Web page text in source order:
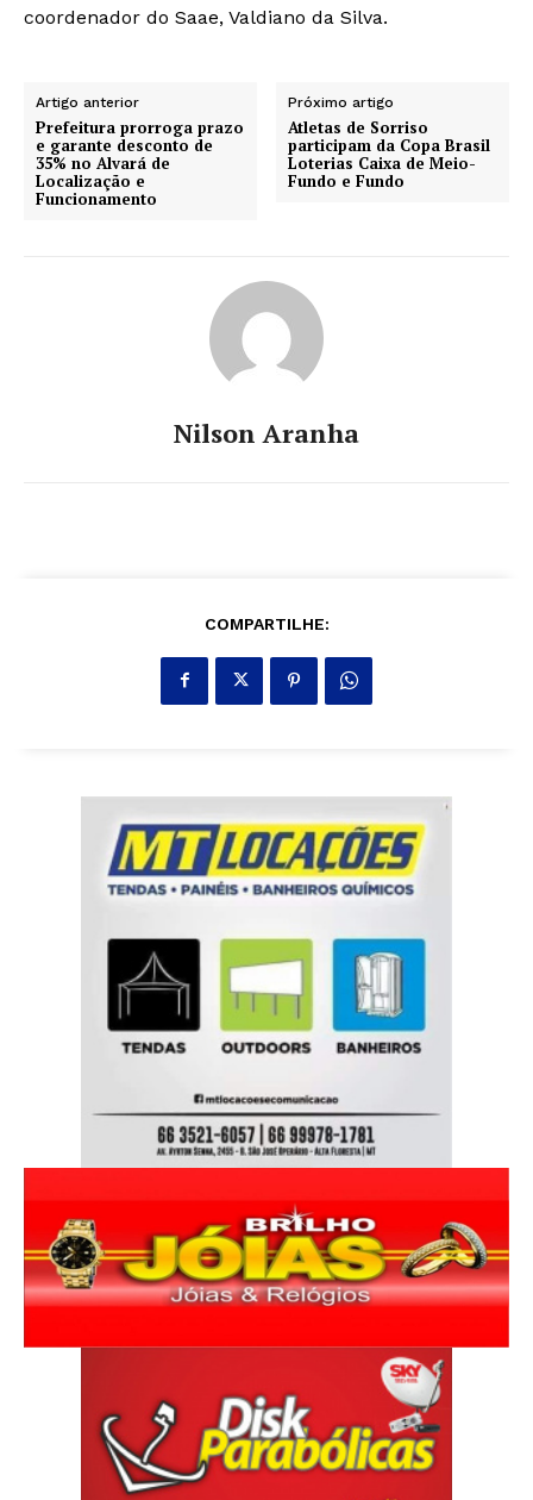
coordenador do Saae, Valdiano da Silva.
Artigo anterior
Prefeitura prorroga prazo
e garante desconto de
35% no Alvará de
Localização e
Funcionamento
Próximo artigo
Atletas de Sorriso
participam da Copa Brasil
Loterias Caixa de Meio-
Fundo e Fundo
Nilson Aranha
COMPARTILHE: